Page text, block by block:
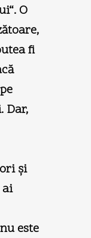
O
fi
Dar,
şi
este